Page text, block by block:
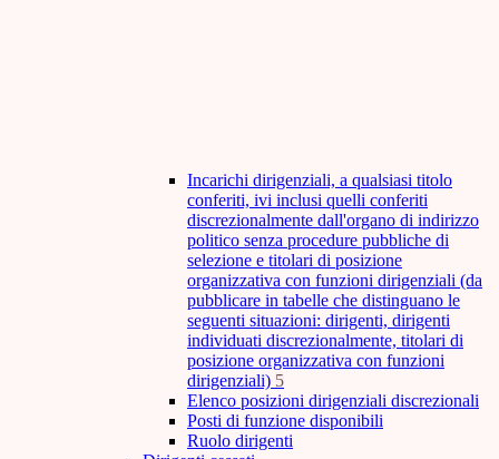
Incarichi dirigenziali, a qualsiasi titolo
conferiti, ivi inclusi quelli conferiti
discrezionalmente dall'organo di indirizzo
politico senza procedure pubbliche di
selezione e titolari di posizione
organizzativa con funzioni dirigenziali (da
pubblicare in tabelle che distinguano le
seguenti situazioni: dirigenti, dirigenti
individuati discrezionalmente, titolari di
posizione organizzativa con funzioni
dirigenziali) 5
Elenco posizioni dirigenziali discrezionali
Posti di funzione disponibili
Ruolo dirigenti